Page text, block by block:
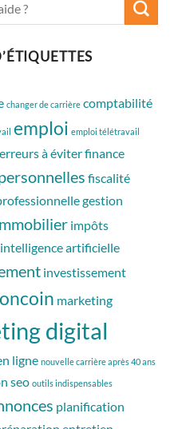
changer de carrière comptabilité
emploi emploi télétravail
erreurs à éviterfinance
fiscalité
gestion
impôts
intelligence artificielle
investissement
marketing
digital
ligne nouvelle carrière après 40 ans
seo outils indispensables
planification